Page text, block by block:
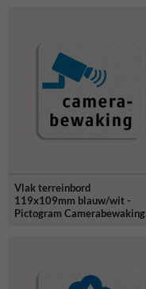
Vlak terreinbord
119x109mm blauw/wit -
Pictogram Camerabewaking